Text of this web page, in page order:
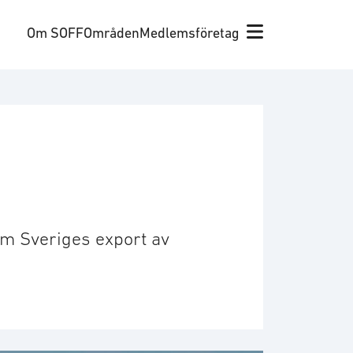
Om SOFFOmrådenMedlemsföretag
Sveriges export av